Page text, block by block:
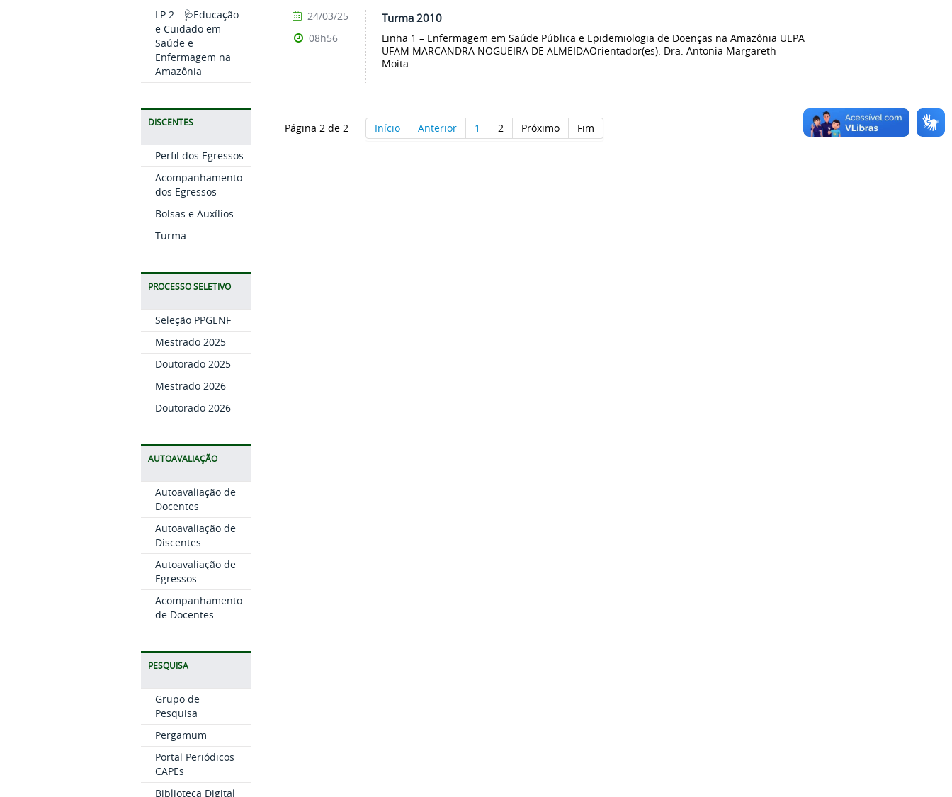
LP 2 - 🩺Educação
e Cuidado em
Saúde e
Enfermagem na
Amazônia
DISCENTES
Perfil dos Egressos
Acompanhamento
dos Egressos
Bolsas e Auxílios
Turma
PROCESSO SELETIVO
Seleção PPGENF
Mestrado 2025
Doutorado 2025
Mestrado 2026
Doutorado 2026
AUTOAVALIAÇÃO
Autoavaliação de
Docentes
Autoavaliação de
Discentes
Autoavaliação de
Egressos
Acompanhamento
de Docentes
PESQUISA
Grupo de
Pesquisa
Pergamum
Portal Periódicos
CAPEs
Biblioteca Digital
Turma 2010
Linha 1 – Enfermagem em Saúde Pública e Epidemiologia de Doenças na Amazônia UEPA
UFAM MARCANDRA NOGUEIRA DE ALMEIDAOrientador(es): Dra. Antonia Margareth
Moita...
24/03/25
08h56
Página 2 de 2 Início Anterior 1 2 Próximo Fim